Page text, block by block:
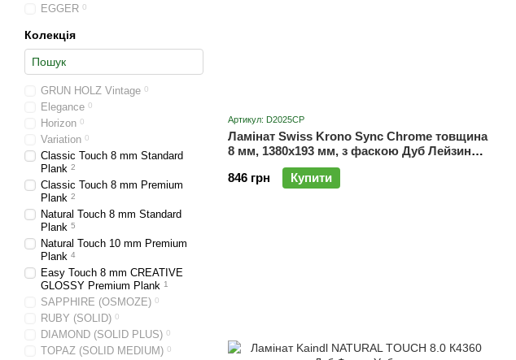
Артикул: D2025CP
Ламінат Swiss Krono Sync Chrome товщина
8 мм, 1380x193 мм, з фаскою Дуб Лейзин
SYNC D2025CP
846 грн
Купити
EGGER 0
Колекція
GRUN HOLZ Vintage 0
Elegance 0
Horizon 0
Variation 0
Classic Touch 8 mm Standard
Plank 2
Classic Touch 8 mm Premium
Plank 2
Natural Touch 8 mm Standard
Plank 5
Natural Touch 10 mm Premium
Plank 4
Easy Touch 8 mm CREATIVE
GLOSSY Premium Plank 1
SAPPHIRE (OSMOZE) 0
RUBY (SOLID) 0
DIAMOND (SOLID PLUS) 0
TOPAZ (SOLID MEDIUM) 0